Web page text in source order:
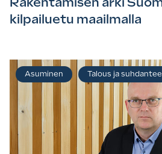
kilpailuetu maailmalla
Asuminen Talous ja